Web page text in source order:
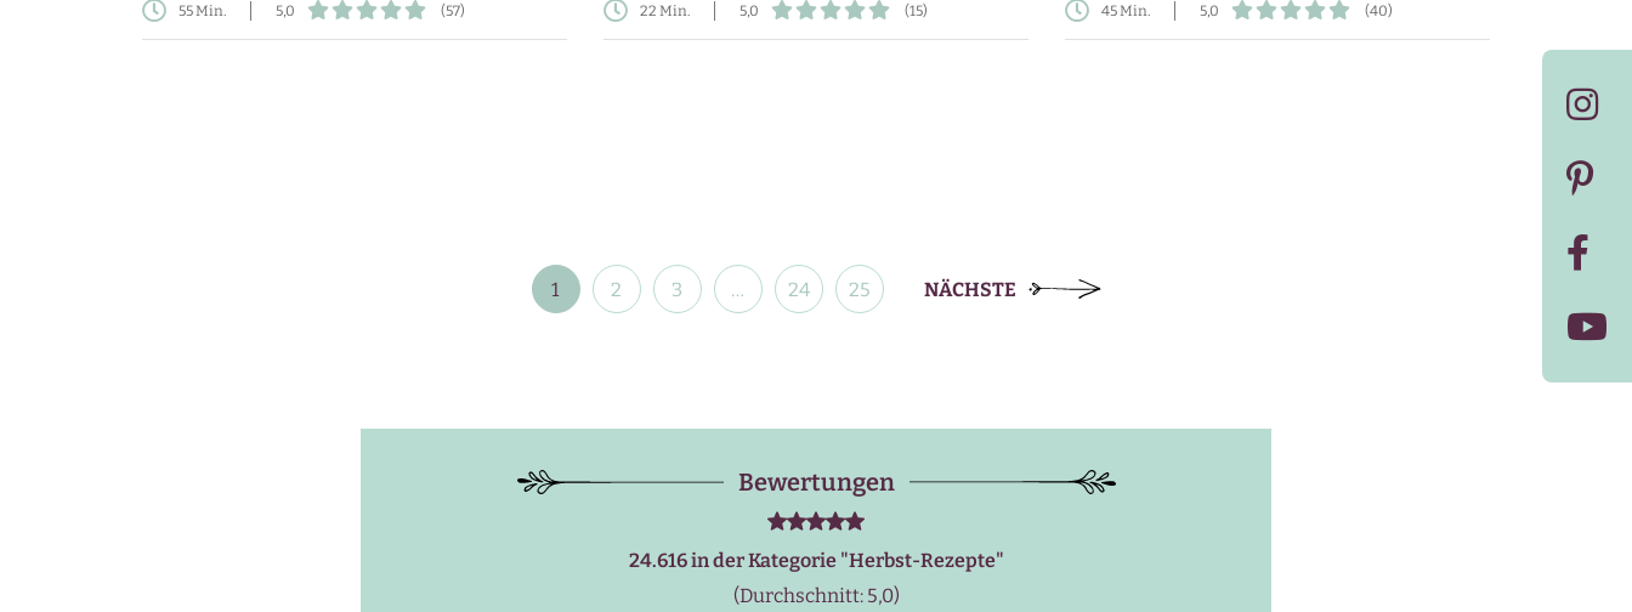
55 Min. 5,0 (57) 22 Min. 5,0 (15) 45 Min. 5,0 (40)
Beitragsnavigation
1 2 3 … 24 25 NÄCHSTE
Bewertungen
24.616 in der Kategorie "Herbst-Rezepte"
(Durchschnitt: 5,0)